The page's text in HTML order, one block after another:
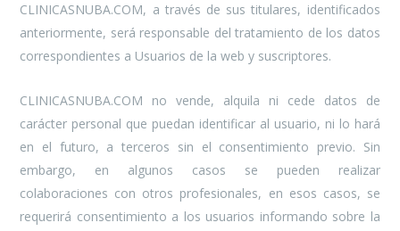
CLINICASNUBA.COM, a través de sus titulares, identificados
anteriormente, será responsable del tratamiento de los datos
correspondientes a Usuarios de la web y suscriptores.
CLINICASNUBA.COM no vende, alquila ni cede datos de
carácter personal que puedan identificar al usuario, ni lo hará
en el futuro, a terceros sin el consentimiento previo. Sin
embargo, en algunos casos se pueden realizar
colaboraciones con otros profesionales, en esos casos, se
requerirá consentimiento a los usuarios informando sobre la